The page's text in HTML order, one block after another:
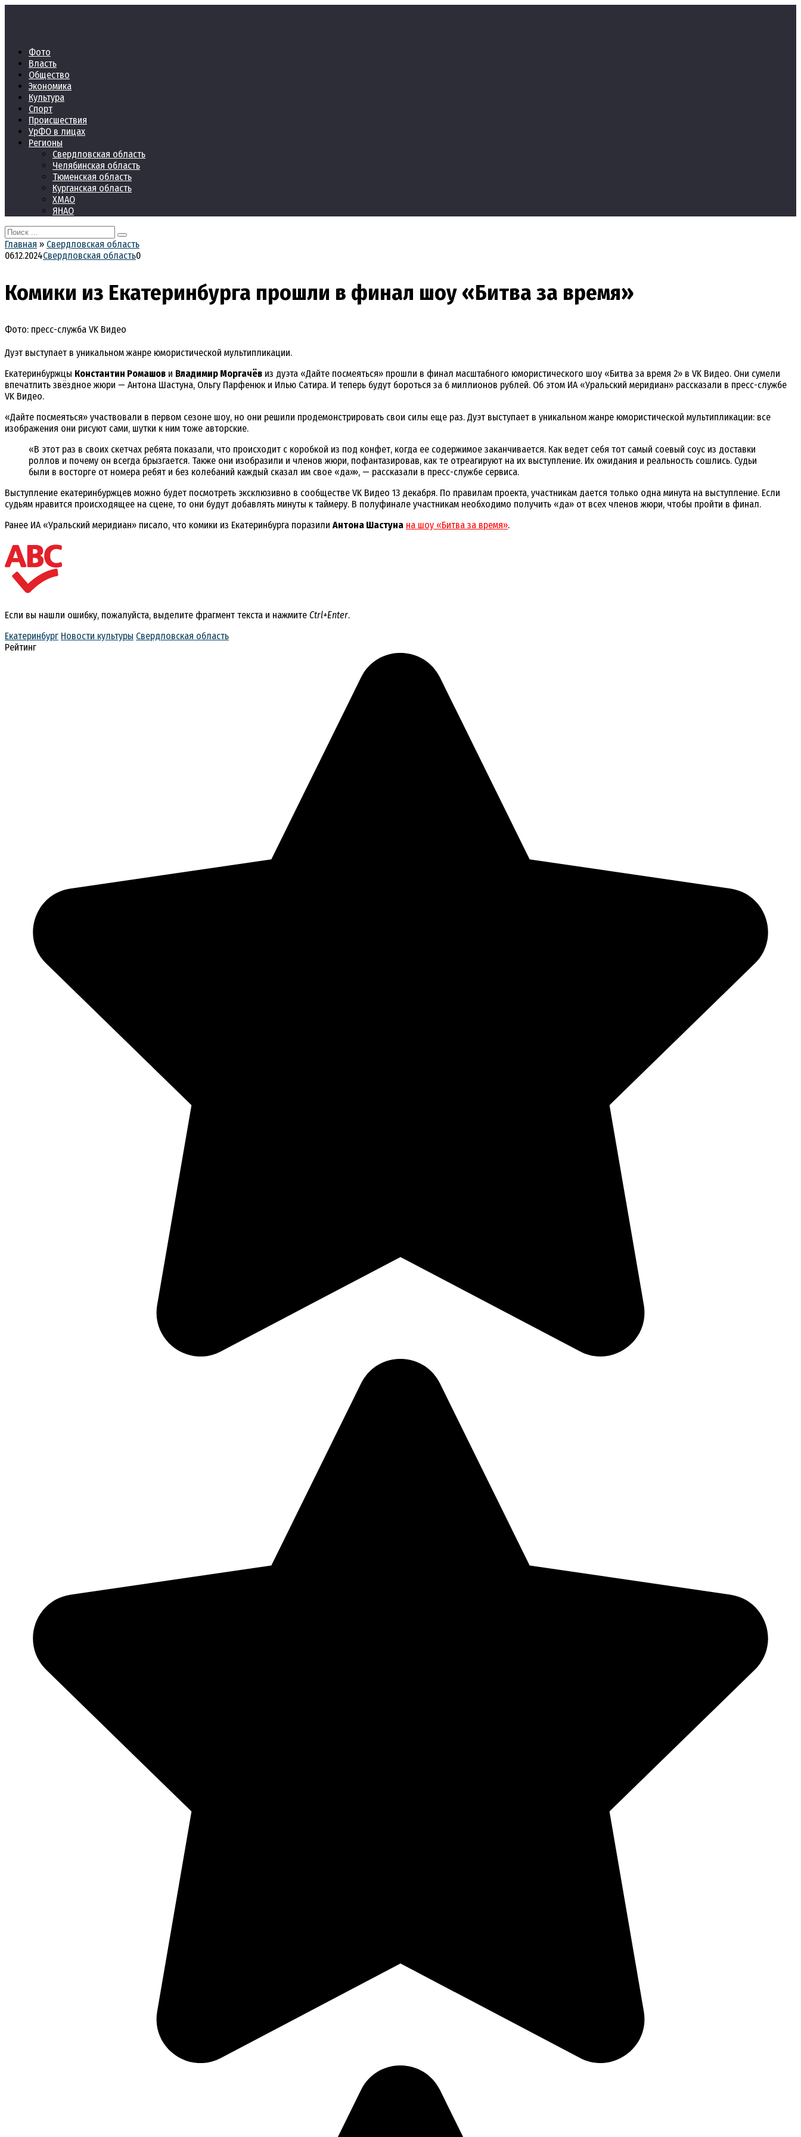
Фото
Власть
Общество
Экономика
Культура
Спорт
Происшествия
УрФО в лицах
Регионы
Свердловская область
Челябинская область
Тюменская область
Курганская область
ХМАО
ЯНАО
Search
for:
Главная » Свердловская область
06.12.2024Свердловская область0
Комики из Екатеринбурга прошли в финал шоу «Битва за время»
Фото: пресс-служба VK Видео
Дуэт выступает в уникальном жанре юмористической мультипликации.
Екатеринбуржцы Константин Ромашов и Владимир Моргачёв из дуэта «Дайте посмеяться» прошли в финал масштабного юмористического шоу «Битва за время 2» в VK Видео. Они сумели
впечатлить звёздное жюри — Антона Шастуна, Ольгу Парфенюк и Илью Сатира. И теперь будут бороться за 6 миллионов рублей. Об этом ИА «Уральский меридиан» рассказали в пресс-службе
VK Видео.
«Дайте посмеяться» участвовали в первом сезоне шоу, но они решили продемонстрировать свои силы еще раз. Дуэт выступает в уникальном жанре юмористической мультипликации: все
изображения они рисуют сами, шутки к ним тоже авторские.
«В этот раз в своих скетчах ребята показали, что происходит с коробкой из под конфет, когда ее содержимое заканчивается. Как ведет себя тот самый соевый соус из доставки
роллов и почему он всегда брызгается. Также они изобразили и членов жюри, пофантазировав, как те отреагируют на их выступление. Их ожидания и реальность сошлись. Судьи
были в восторге от номера ребят и без колебаний каждый сказал им свое «да»», — рассказали в пресс-службе сервиса.
Выступление екатеринбуржцев можно будет посмотреть эксклюзивно в сообществе VK Видео 13 декабря. По правилам проекта, участникам дается только одна минута на выступление. Если
судьям нравится происходящее на сцене, то они будут добавлять минуты к таймеру. В полуфинале участникам необходимо получить «да» от всех членов жюри, чтобы пройти в финал.
Ранее ИА «Уральский меридиан» писало, что комики из Екатеринбурга поразили Антона Шастуна на шоу «Битва за время».
Если вы нашли ошибку, пожалуйста, выделите фрагмент текста и нажмите Ctrl+Enter.
Екатеринбург Новости культуры Свердловская область
Рейтинг